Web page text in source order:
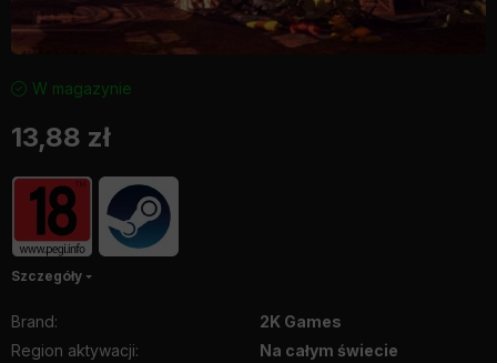
W magazynie
13,88 zł
Szczegóły
Brand:
2K Games
Region aktywacji:
Na całym świecie